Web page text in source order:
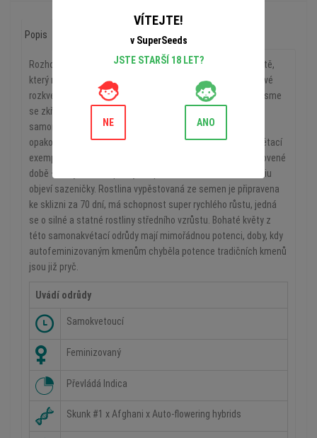
Popis
Rozhodně jeden z nejznámějších kmenů v konopné komunitě,
který měl dopad v celosvětovém měřítku a od doby, co poprvé
rozkvetl, se stal rodičem mnoha kříženců Skunku. Pokusili jsme
se zkřížit náš Special Skunk s několika vybranými
samonakvétacími hybridy. Proces výběru jsme několikrát
opakovali a nakonec se konečně narodil stabilní samonakvétací
exemplář, Auto Special Skunk. Začíná kvést v předem stanovené
době – obvykle tři až pět týdnů poté, co se v růstovém médiu
objeví sazeničky. Rostlina vypěstovaná ze semen je připravena
ke sklizni za 70 dní, má schopnost super rychlého růstu, jedná
se o silné a statné rostliny středního vzrůstu. Bohaté květy z
této samonakvétací odrůdy mají mimořádnou potenci, doby, kdy
autofeminizovaným kmenům chyběla potence tradičních kmenů
jsou již pryč.
Uvádí odrůdy
Samokvetoucí
Feminizovaný
Převládá Indica
Skunk #1 x Afghani x Auto-flowering hybrids
VÍTEJTE!
v SuperSeeds
JSTE STARŠÍ 18 LET?
NE ANO